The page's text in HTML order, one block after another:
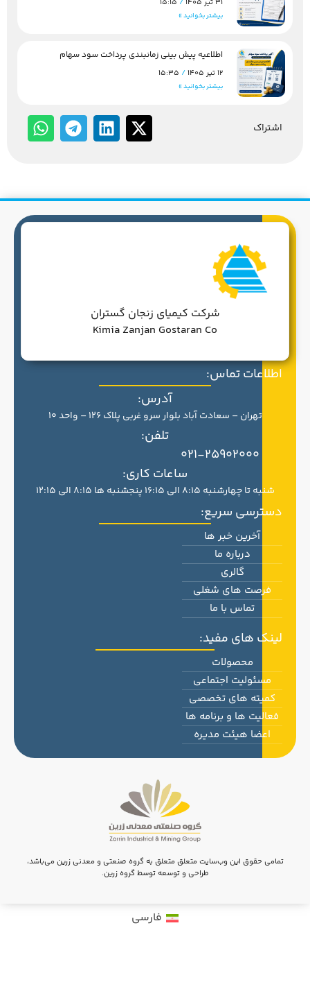
بیشتر بخوانید »
اطلاعیه پیش بینی زمانبندی پرداخت سود سهام
12 تیر 1405 15:35
بیشتر بخوانید »
تماس:
آدرس:
تهران – سعادت آباد بلوار سرو غربی پلاک 126 – واحد 10
021-25902000
ساعات کاری:
شنبه تا چهارشنبه 8:15 الی 16:15 پنجشنبه ها 8:15 الی 12:15
سریع:
آخرین خبر ها
درباره ما
فرصت های شغلی
تماس با ما
های مفید:
محصولات
مسئولیت اجتماعی
کمیته های تخصصی
فعالیت ها و برنامه ها
اعضا هیئت مدیره
شرکت کیمیای زنجان گستران
Kimia Zanjan Gostaran Co
حقوق این وب‌سایت متعلق متعلق به گروه صنعتی و معدنی زرین می‌باشد،
طراحی و توسعه توسط گروه زرین.
فارسی